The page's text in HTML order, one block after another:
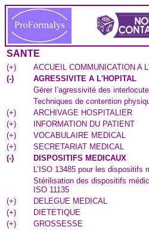
SANTE
(+)
ACCUEIL COMMUNICATION A
(-)
AGRESSIVITE A L'HOPITAL
Gérer l’agressivité des
Techniques de contention
(+)
ARCHIVAGE HOSPITALIER
(+)
INFORMATION DU PATIENT
(+)
VOCABULAIRE MEDICAL
(+)
SECRETARIAT MEDICAL
(-)
DISPOSITIFS MEDICAUX
L’ISO 13485 pour les dispositifs
Stérilisation des dispositifs
ISO 11135
(+)
DELEGUE MEDICAL
(+)
DIETETIQUE
(+)
GROSSESSE